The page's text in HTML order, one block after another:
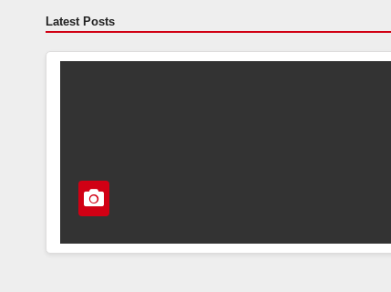
Latest Posts